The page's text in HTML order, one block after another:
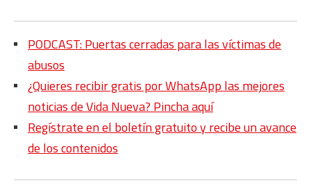
PODCAST: Puertas cerradas para las víctimas de
abusos
¿Quieres recibir gratis por WhatsApp las mejores
noticias de Vida Nueva? Pincha aquí
Regístrate en el boletín gratuito y recibe un avance
de los contenidos